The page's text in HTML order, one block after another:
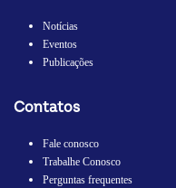
Notícias
Eventos
Publicações
Contatos
Fale conosco
Trabalhe Conosco
Perguntas frequentes